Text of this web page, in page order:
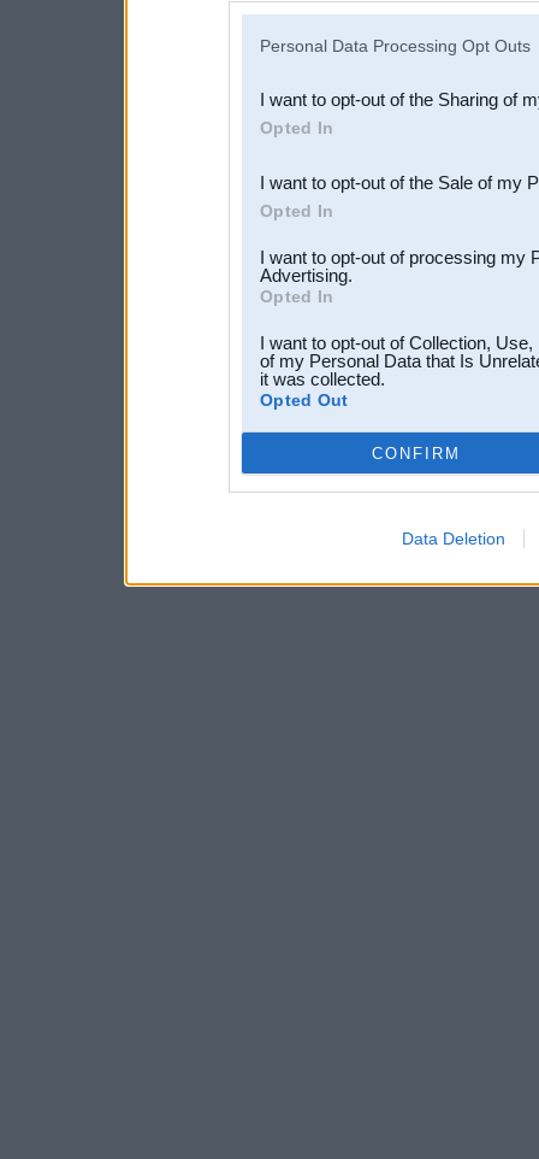
Downstream Participants
third parties.
Personal Data Processing Opt Outs
I want to opt-out of the Sharing of
Opted In
I want to opt-out of the Sale of my
Opted In
I want to opt-out of processing my
Advertising.
Opted In
I want to opt-out of Collection,
of my Personal Data that Is
it was collected.
Opted Out
CONFIRM
Data Deletion